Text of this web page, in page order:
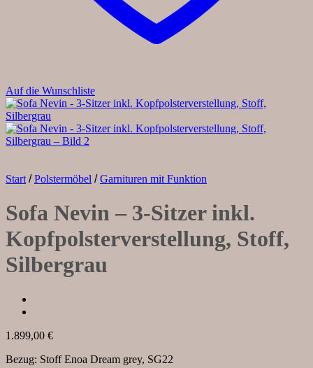
Auf die Wunschliste
Start / Polstermöbel / Garnituren mit Funktion
Sofa Nevin – 3-Sitzer inkl.
Kopfpolsterverstellung, Stoff,
Silbergrau
1.899,00 €
Bezug: Stoff Enoa Dream grey, SG22